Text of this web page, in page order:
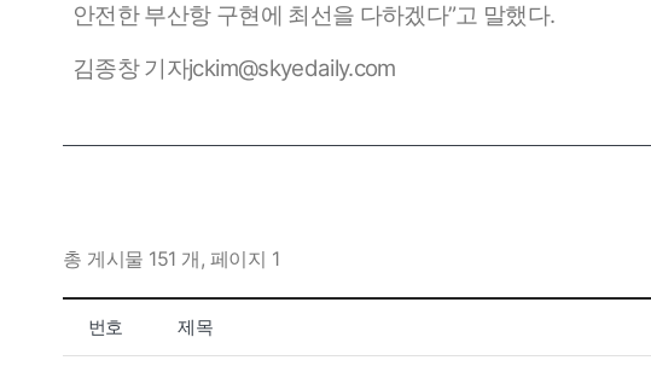
팔고
안전한 부산항 구현에 최선을 다하겠다”고 말했다.
김종창 기자jckim@skyedaily.com
총 게시물 151 개, 페이지 1
번호 제목